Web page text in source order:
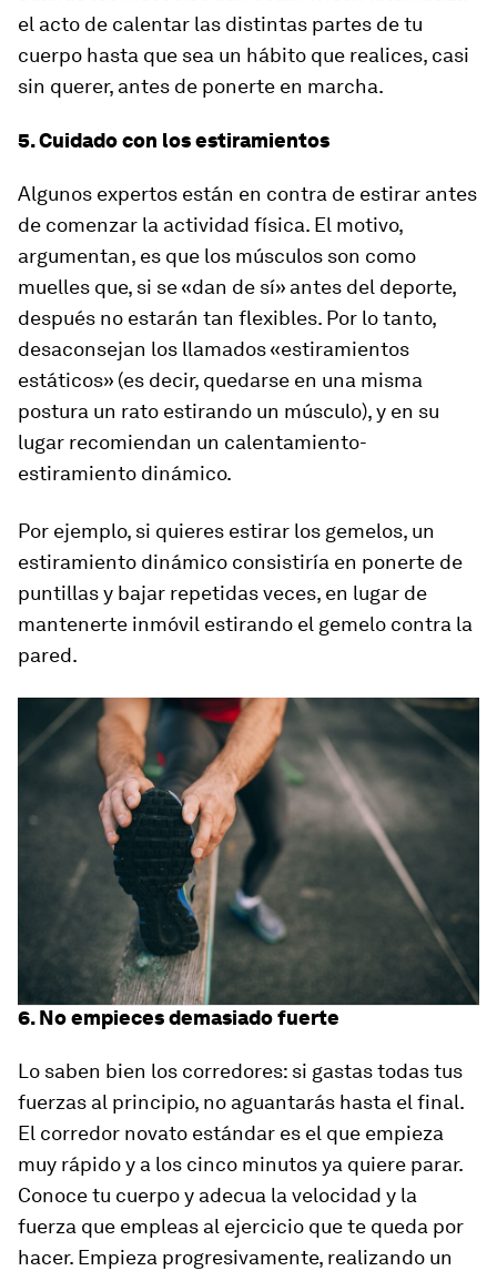
el acto de calentar las distintas partes de tu
cuerpo hasta que sea un hábito que realices, casi
sin querer, antes de ponerte en marcha.
5. Cuidado con los estiramientos
Algunos expertos están en contra de estirar antes
de comenzar la actividad física. El motivo,
argumentan, es que los músculos son como
muelles que, si se «dan de sí» antes del deporte,
después no estarán tan flexibles. Por lo tanto,
desaconsejan los llamados «estiramientos
estáticos» (es decir, quedarse en una misma
postura un rato estirando un músculo), y en su
lugar recomiendan un calentamiento-
estiramiento dinámico.
Por ejemplo, si quieres estirar los gemelos, un
estiramiento dinámico consistiría en ponerte de
puntillas y bajar repetidas veces, en lugar de
mantenerte inmóvil estirando el gemelo contra la
pared.
6. No empieces demasiado fuerte
Lo saben bien los corredores: si gastas todas tus
fuerzas al principio, no aguantarás hasta el final.
El corredor novato estándar es el que empieza
muy rápido y a los cinco minutos ya quiere parar.
Conoce tu cuerpo y adecua la velocidad y la
fuerza que empleas al ejercicio que te queda por
hacer. Empieza progresivamente, realizando un